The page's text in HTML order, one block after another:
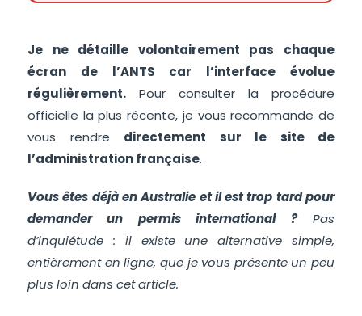
Je ne détaille volontairement pas chaque
écran de l’ANTS car l’interface évolue
régulièrement. Pour consulter la procédure
officielle la plus récente, je vous recommande de
vous rendre directement sur le site de
l’administration française.
Vous êtes déjà en Australie et il est trop tard pour
demander un permis international ?Pas
d’inquiétude : il existe une alternative simple,
entièrement en ligne, que je vous présente un peu
plus loin dans cet article.